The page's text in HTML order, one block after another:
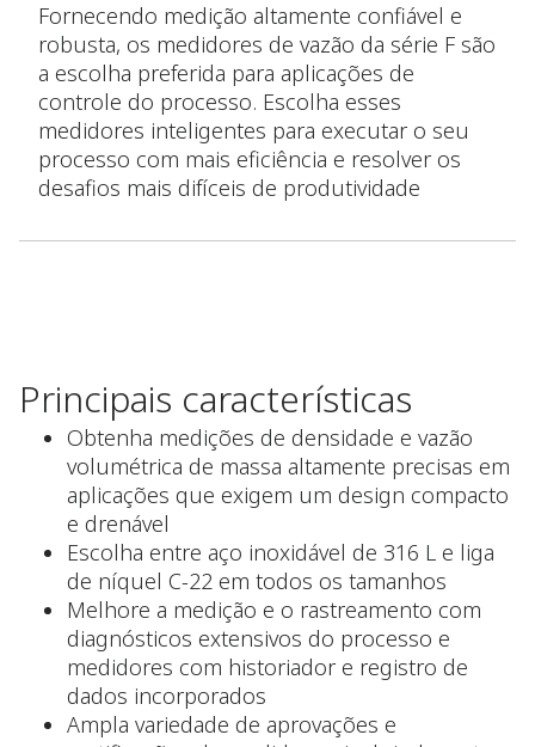
Fornecendo medição altamente confiável e
robusta, os medidores de vazão da série F são
a escolha preferida para aplicações de
controle do processo. Escolha esses
medidores inteligentes para executar o seu
processo com mais eficiência e resolver os
desafios mais difíceis de produtividade
Principais características
Obtenha medições de densidade e vazão
volumétrica de massa altamente precisas em
aplicações que exigem um design compacto
e drenável
Escolha entre aço inoxidável de 316 L e liga
de níquel C-22 em todos os tamanhos
Melhore a medição e o rastreamento com
diagnósticos extensivos do processo e
medidores com historiador e registro de
dados incorporados
Ampla variedade de aprovações e